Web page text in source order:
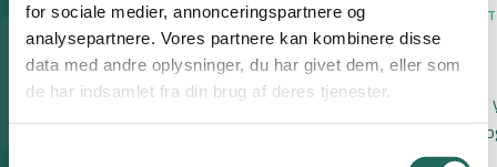
for sociale medier, annonceringspartnere og
analysepartnere. Vores partnere kan kombinere disse
data med andre oplysninger, du har givet dem, eller som
de har indsamlet fra din brug af deres tjenester.
Yoga
udstræk